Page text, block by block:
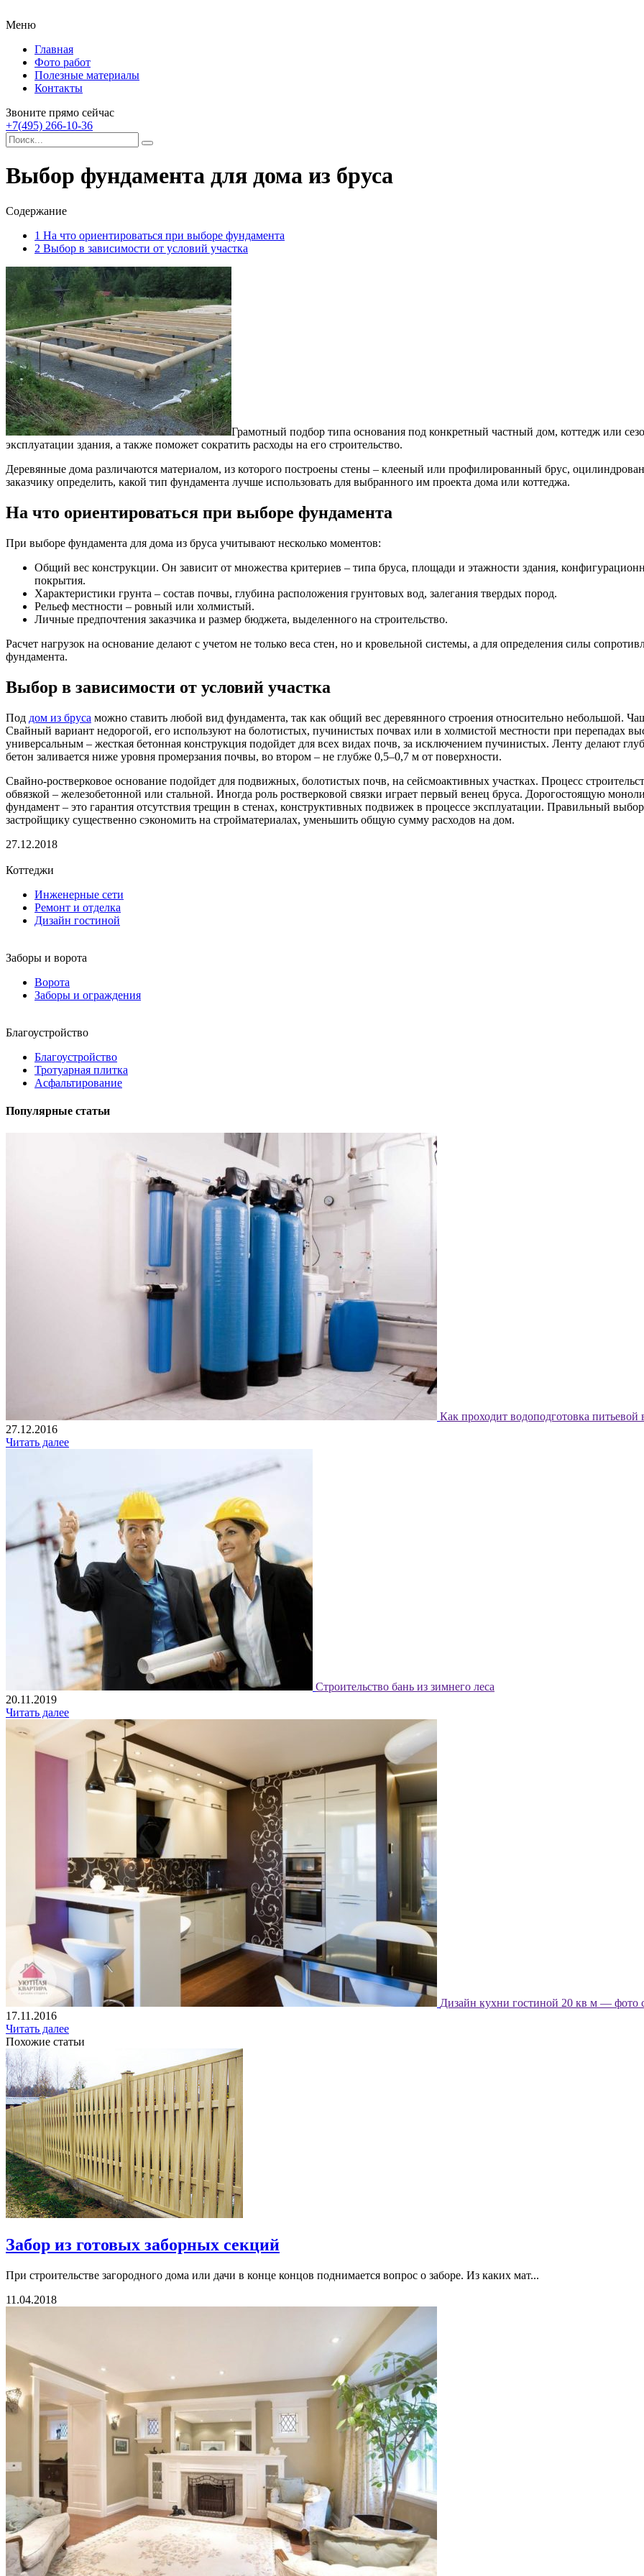
Меню
Главная
Фото работ
Полезные материалы
Контакты
Звоните прямо сейчас
+7(495) 266-10-36
Выбор фундамента для дома из бруса
Содержание
1 На что ориентироваться при выборе фундамента
2 Выбор в зависимости от условий участка
Грамотный подбор типа основания под конкретный частный дом, коттедж или
эксплуатации здания, а также поможет сократить расходы на его строительство.
Деревянные дома различаются материалом, из которого построены стены – клееный или профилированный брус,
заказчику определить, какой тип фундамента лучше использовать для выбранного им проекта дома или коттеджа.
На что ориентироваться при выборе фундамента
При выборе фундамента для дома из бруса учитывают несколько моментов:
Общий вес конструкции. Он зависит от множества критериев – типа бруса, площади и этажности здания,
покрытия.
Характеристики грунта – состав почвы, глубина расположения грунтовых вод, залегания твердых пород.
Рельеф местности – ровный или холмистый.
Личные предпочтения заказчика и размер бюджета, выделенного на строительство.
Расчет нагрузок на основание делают с учетом не только веса стен, но и кровельной системы, а для определения силы
фундамента.
Выбор в зависимости от условий участка
Под дом из бруса можно ставить любой вид фундамента, так как общий вес деревянного строения относительно небольшой.
Свайный вариант недорогой, его используют на болотистых, пучинистых почвах или в холмистой местности при перепадах
универсальным – жесткая бетонная конструкция подойдет для всех видах почв, за исключением пучинистых. Ленту делают
бетон заливается ниже уровня промерзания почвы, во втором – не глубже 0,5–0,7 м от поверхности.
Свайно-ростверковое основание подойдет для подвижных, болотистых почв, на сейсмоактивных участках. Процесс
обвязкой – железобетонной или стальной. Иногда роль ростверковой связки играет первый венец бруса. Дорогостоящую
фундамент – это гарантия отсутствия трещин в стенах, конструктивных подвижек в процессе эксплуатации. Правильный
застройщику существенно сэкономить на стройматериалах, уменьшить общую сумму расходов на дом.
27.12.2018
Коттеджи
Инженерные сети
Ремонт и отделка
Дизайн гостиной
Заборы и ворота
Ворота
Заборы и ограждения
Благоустройство
Благоустройство
Тротуарная плитка
Асфальтирование
Популярные статьи
Как проходит водоподготовка питьевой
27.12.2016
Читать далее
Строительство бань из зимнего леса
20.11.2019
Читать далее
Дизайн кухни гостиной 20 кв м — фото
17.11.2016
Читать далее
Похожие статьи
Забор из готовых заборных секций
При строительстве загородного дома или дачи в конце концов поднимается вопрос о заборе. Из каких мат...
11.04.2018